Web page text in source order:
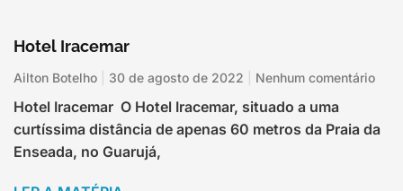
Hotel Iracemar
Ailton Botelho 30 de agosto de 2022 Nenhum comentário
Hotel Iracemar O Hotel Iracemar, situado a uma
curtíssima distância de apenas 60 metros da Praia da
Enseada, no Guarujá,